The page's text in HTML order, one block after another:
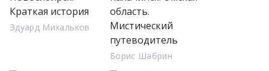
Краткая история
Эдуард Михальков
область.
Мистический
путеводитель
Борис Шабрин